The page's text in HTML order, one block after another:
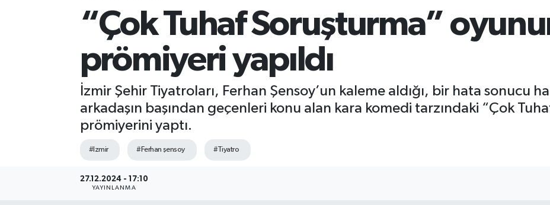
“Çok Tuhaf Soruşturma”
prömiyeri yapıldı
İzmir Şehir Tiyatroları, Ferhan Şensoy’un kaleme aldığı, bir hata sonucu
arkadaşın başından geçenleri konu alan kara komedi tarzındaki “Çok
prömiyerini yaptı.
#Izmir #Ferhan şensoy #Tiyatro
27.12.2024 - 17:10
YAYINLANMA